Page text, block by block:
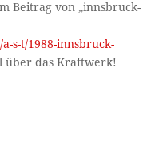
Beitrag von „innsbruck-
s-t/1988-innsbruck-
über das Kraftwerk!